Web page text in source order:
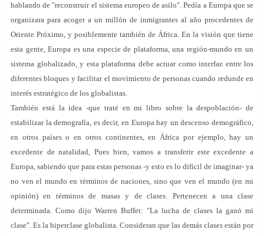
hablando de "reconstruir el sistema europeo de asilo". Pedía a Europa que se
organizara para acoger a un millón de inmigrantes al año procedentes de
Oriente Próximo, y posiblemente también de África. En la visión que tiene
esta gente, Europa es una especie de plataforma, una región-mundo en un
sistema globalizado, y esta plataforma debe actuar como interfaz entre los
diferentes bloques y facilitar el movimiento de personas cuando redunde en
interés estratégico de los globalistas.
También está la idea -que traté en mi libro sobre la despoblación- de
estabilizar la demografía, es decir, en Europa hay un descenso demográfico,
en otros países o en otros continentes, en África por ejemplo, hay un
excedente de natalidad, Pues bien, vamos a transferir este excedente a
Europa, sabiendo que para estas personas -y esto es lo difícil de imaginar- ya
no ven el mundo en términos de naciones, sino que ven el mundo (en mi
opinión) en términos de masas y de clases. Pertenecen a una clase
determinada. Como dijo Warren Buffet: "La lucha de clases la ganó mi
clase". Es la hiperclase globalista. Consideran que las demás clases están por